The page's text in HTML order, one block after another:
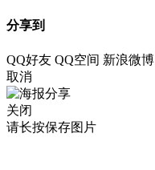
分享到
QQ好友 QQ空间 新浪微博
取消
关闭
请长按保存图片